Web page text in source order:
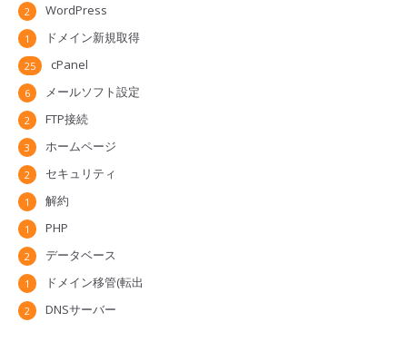
WordPress
2
ドメイン新規取得
1
cPanel
25
メールソフト設定
6
FTP接続
2
ホームページ
3
セキュリティ
2
解約
1
PHP
1
データベース
2
ドメイン移管(転出
1
DNSサーバー
2